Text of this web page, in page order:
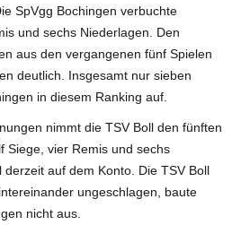
SpVgg Bochingen verbuchte
und sechs Niederlagen. Den
aus den vergangenen fünf Spielen
deutlich. Insgesamt nur sieben
in diesem Ranking auf.
nimmt die TSV Boll den fünften
Siege, vier Remis und sechs
auf dem Konto. Die TSV Boll
ungeschlagen, baute
nicht aus.